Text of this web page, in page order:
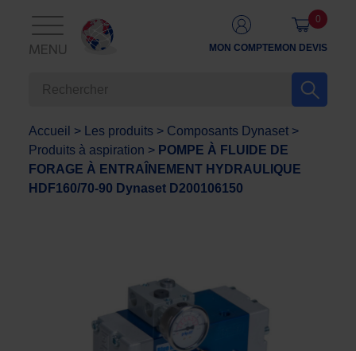
MENU MON COMPTEMON DEVIS
0
Accueil > Les produits > Composants Dynaset >
Produits à aspiration > POMPE À FLUIDE DE
FORAGE À ENTRAÎNEMENT HYDRAULIQUE
HDF160/70-90 Dynaset D200106150